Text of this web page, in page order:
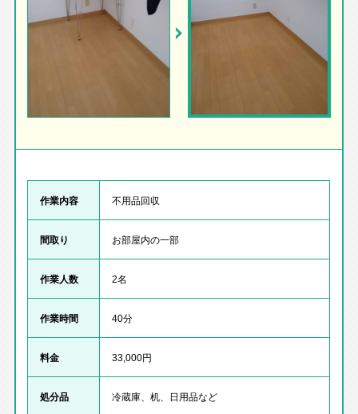
作業内容 不用品回収
間取り お部屋内の一部
作業人数 2名
作業時間 40分
料金 33,000円
処分品 冷蔵庫、机、日用品など